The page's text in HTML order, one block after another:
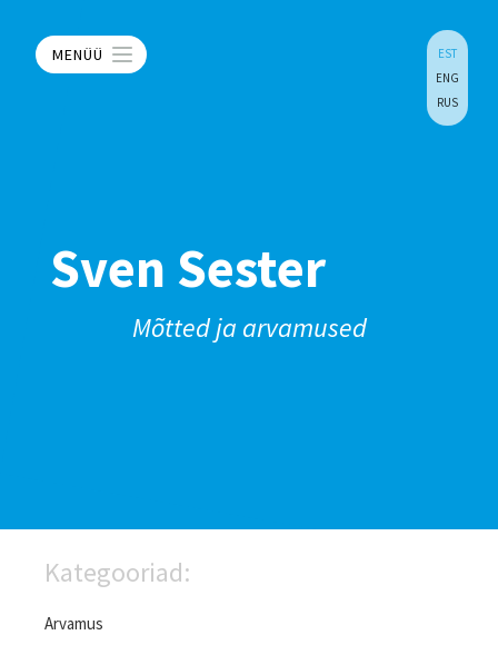
MENÜÜ
EST
ENG
RUS
Sven Sester
Mõtted ja arvamused
Kategooriad:
Arvamus